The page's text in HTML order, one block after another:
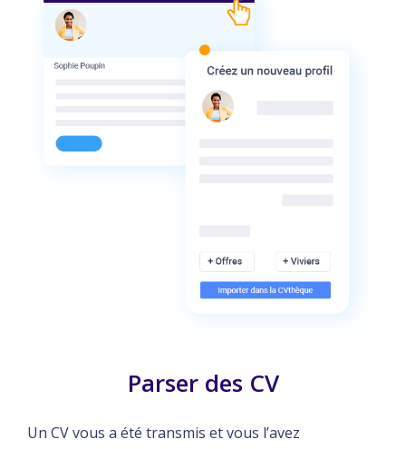
Parser des CV
Un CV vous a été transmis et vous l’avez